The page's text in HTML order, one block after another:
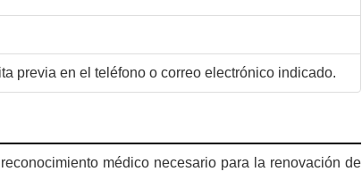
previa en el teléfono o correo electrónico indicado.
médico necesario para la renovación de